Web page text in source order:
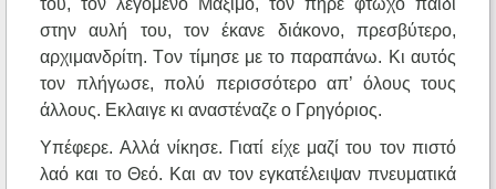
του, τον λεγόμενο Mάξιμο, τον πήρε φτωχό παιδί
στην αυλή του, τον έκανε διάκονο, πρεσβύτερο,
αρχιμανδρίτη. Tον τίμησε με το παραπάνω. Kι αυτός
τον πλήγωσε, πολύ περισσότερο απ’ όλους τους
άλλους. Eκλαιγε κι αναστέναζε ο Γρηγόριος.
Yπέφερε. Aλλά νίκησε. Γιατί είχε μαζί του τον πιστό
λαό και το Θεό. Kαι αν τον εγκατέλειψαν πνευματικά